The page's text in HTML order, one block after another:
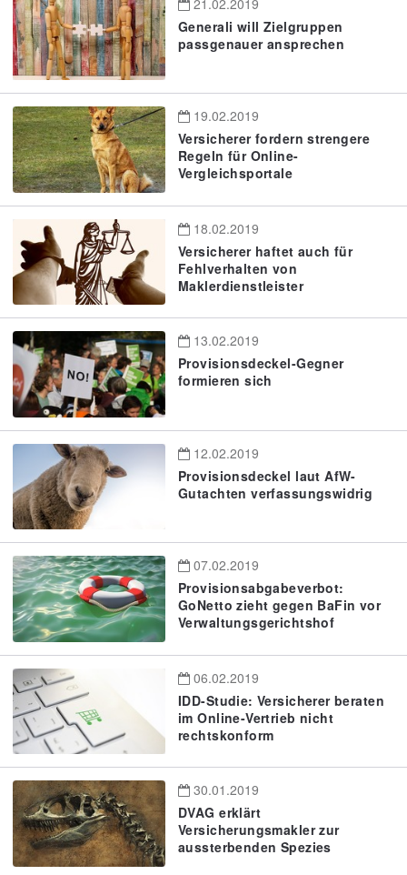
Generali will Zielgruppen
passgenauer ansprechen
19.02.2019
Versicherer fordern strengere
Regeln für Online-
Vergleichsportale
18.02.2019
Versicherer haftet auch für
Fehlverhalten von
Maklerdienstleister
13.02.2019
Provisionsdeckel-Gegner
formieren sich
12.02.2019
Provisionsdeckel laut AfW-
Gutachten verfassungswidrig
07.02.2019
Provisionsabgabeverbot:
GoNetto zieht gegen BaFin vor
Verwaltungsgerichtshof
06.02.2019
IDD-Studie: Versicherer beraten
im Online-Vertrieb nicht
rechtskonform
30.01.2019
DVAG erklärt
Versicherungsmakler zur
aussterbenden Spezies